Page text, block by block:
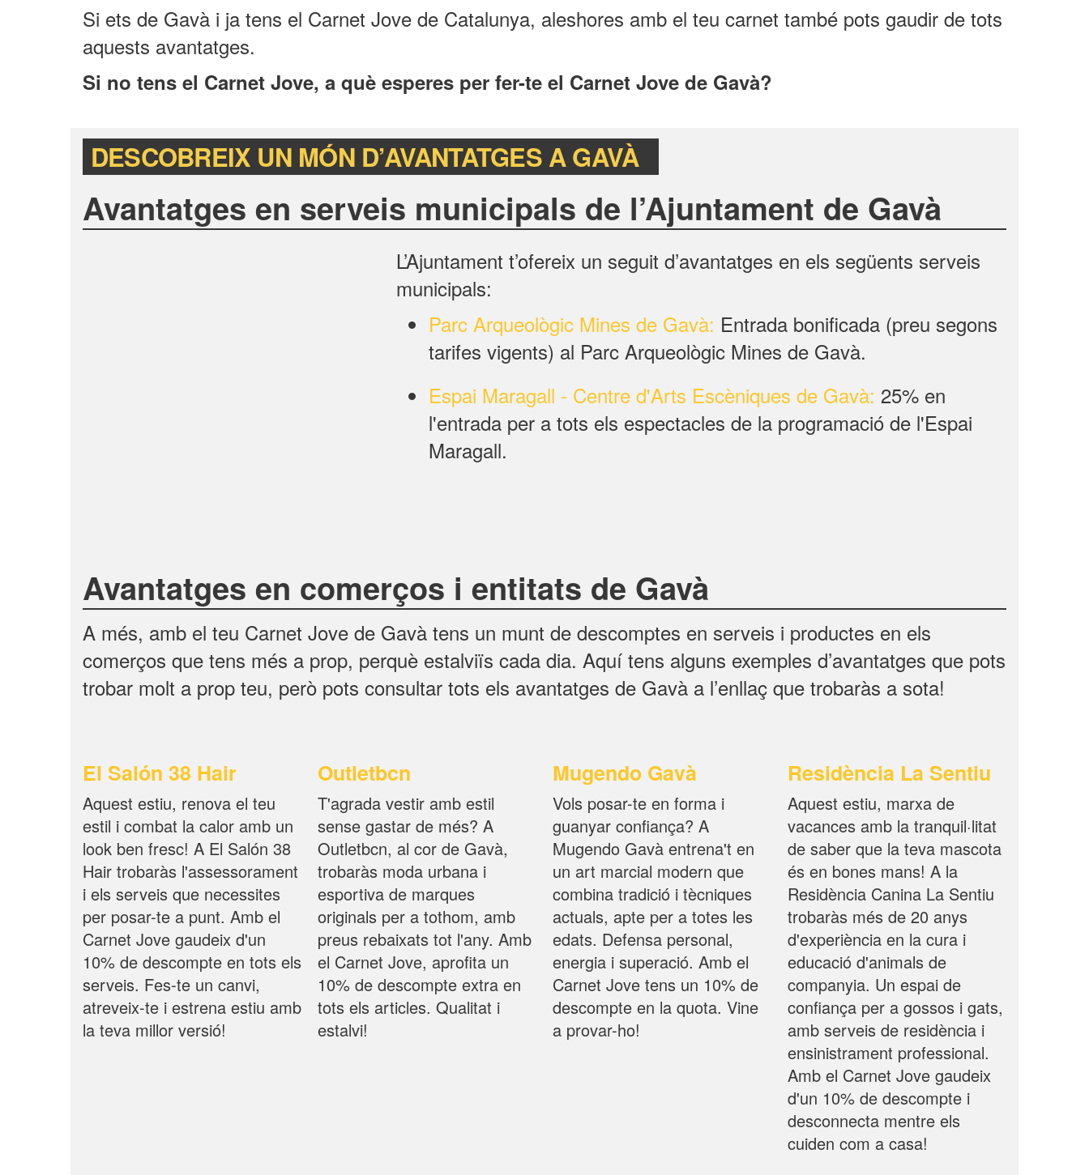
Si ets de Gavà i ja tens el Carnet Jove de Catalunya, aleshores amb el teu carnet també pots gaudir de tots
aquests avantatges.
Si no tens el Carnet Jove, a què esperes per fer-te el Carnet Jove de Gavà?
DESCOBREIX UN MÓN D’AVANTATGES A GAVÀ
Avantatges en serveis municipals de l’Ajuntament de Gavà
L’Ajuntament t’ofereix un seguit d’avantatges en els següents serveis
municipals:
Parc Arqueològic Mines de Gavà: Entrada bonificada (preu segons
tarifes vigents) al Parc Arqueològic Mines de Gavà.
Espai Maragall - Centre d'Arts Escèniques de Gavà: 25% en
l'entrada per a tots els espectacles de la programació de l'Espai
Maragall.
Avantatges en comerços i entitats de Gavà
A més, amb el teu Carnet Jove de Gavà tens un munt de descomptes en serveis i productes en els
comerços que tens més a prop, perquè estalviïs cada dia. Aquí tens alguns exemples d’avantatges que pots
trobar molt a prop teu, però pots consultar tots els avantatges de Gavà a l’enllaç que trobaràs a sota!
El Salón 38 Hair
Aquest estiu, renova el teu
estil i combat la calor amb un
look ben fresc! A El Salón 38
Hair trobaràs l'assessorament
i els serveis que necessites
per posar-te a punt. Amb el
Carnet Jove gaudeix d'un
10% de descompte en tots els
serveis. Fes-te un canvi,
atreveix-te i estrena estiu amb
la teva millor versió!
Outletbcn
T'agrada vestir amb estil
sense gastar de més? A
Outletbcn, al cor de Gavà,
trobaràs moda urbana i
esportiva de marques
originals per a tothom, amb
preus rebaixats tot l'any. Amb
el Carnet Jove, aprofita un
10% de descompte extra en
tots els articles. Qualitat i
estalvi!
Mugendo Gavà
Vols posar-te en forma i
guanyar confiança? A
Mugendo Gavà entrena't en
un art marcial modern que
combina tradició i tècniques
actuals, apte per a totes les
edats. Defensa personal,
energia i superació. Amb el
Carnet Jove tens un 10% de
descompte en la quota. Vine
a provar-ho!
Residència La Sentiu
Aquest estiu, marxa de
vacances amb la tranquil·litat
de saber que la teva mascota
és en bones mans! A la
Residència Canina La Sentiu
trobaràs més de 20 anys
d'experiència en la cura i
educació d'animals de
companyia. Un espai de
confiança per a gossos i gats,
amb serveis de residència i
ensinistrament professional.
Amb el Carnet Jove gaudeix
d'un 10% de descompte i
desconnecta mentre els
cuiden com a casa!